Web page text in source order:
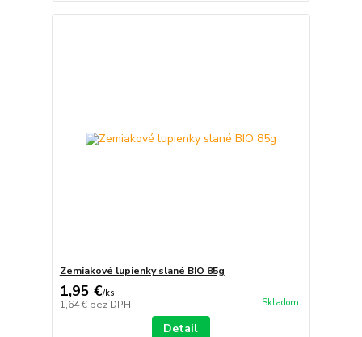
Zemiakové lupienky slané BIO 85g
1,95 €/ks
1,64 € bez DPH Skladom
Detail